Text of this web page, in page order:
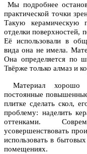
Мы подробнее
практической точки
Такую керамическую
отделки поверхностей,
Её использовали в
вида она не имела.
Она определяется по
Твёрже только алмаз и
Материал хорошо
постоянные
плитке сделать скол,
проблему: наделить
оттенками.
усовершенствовать
использовать в
помещениях.